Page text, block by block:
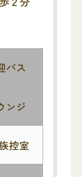
けま
バス
ンジ
控室